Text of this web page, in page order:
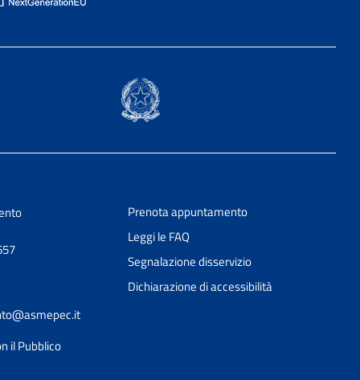
il Pubblico
Prenota appuntamento
Leggi le FAQ
Segnalazione disservizio
Dichiarazione di accessibilità